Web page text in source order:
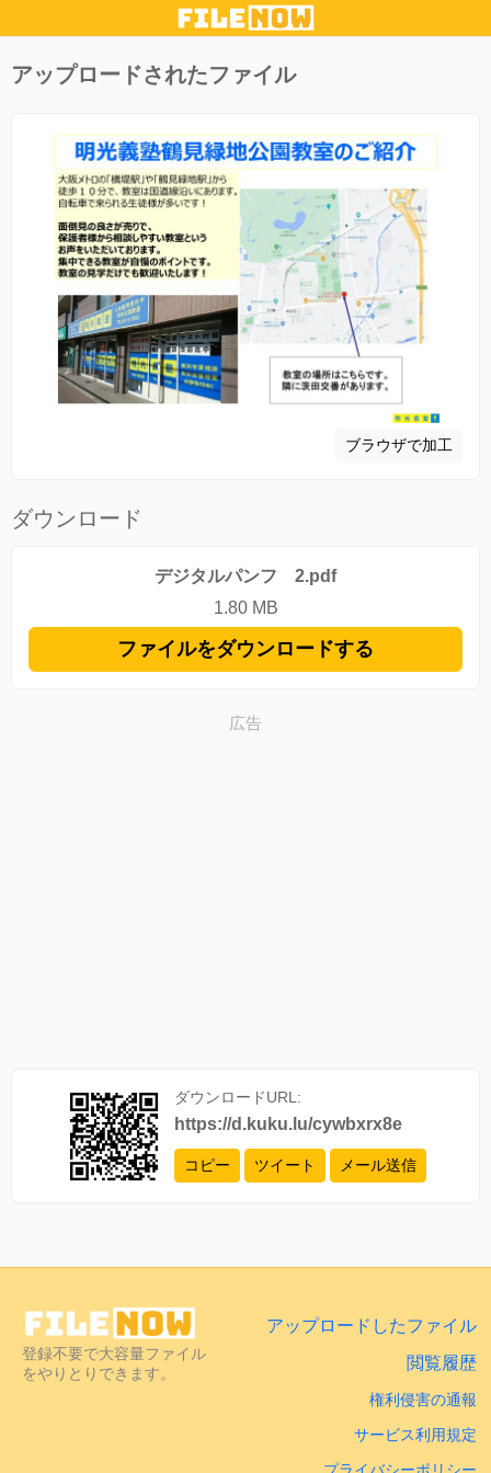
アップロードされたファイル
ブラウザで加工
ダウンロード
デジタルパンフ 2.pdf
1.80 MB
ファイルをダウンロードする
広告
ダウンロードURL:
https://d.kuku.lu/cywbxrx8e
コピー ツイート メール送信
登録不要で大容量ファイル
をやりとりできます。
アップロードしたファイル
閲覧履歴
権利侵害の通報
サービス利用規定